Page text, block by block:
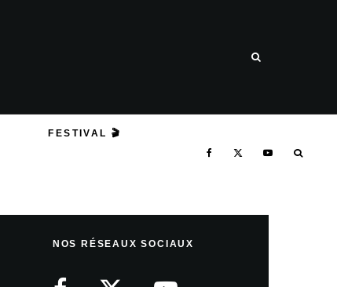
FESTIVAL 🎬
NOS RÉSEAUX SOCIAUX